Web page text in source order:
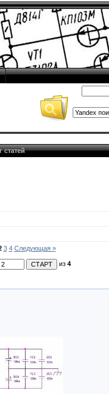
статей
3 4 Следующая »
из 4